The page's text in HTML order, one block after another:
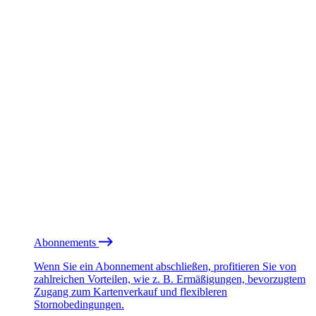
Abonnements
Wenn Sie ein Abonnement abschließen, profitieren Sie von
zahlreichen Vorteilen, wie z. B. Ermäßigungen, bevorzugtem
Zugang zum Kartenverkauf und flexibleren
Stornobedingungen.